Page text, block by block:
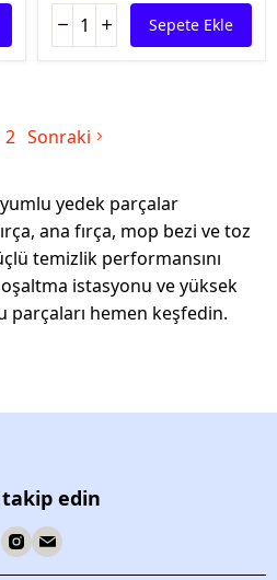
Sepete Ekle
2 Sonraki
yedek parçalar
ana fırça, mop bezi ve toz
temizlik performansını
istasyonu ve yüksek
hemen keşfedin.
takip edin